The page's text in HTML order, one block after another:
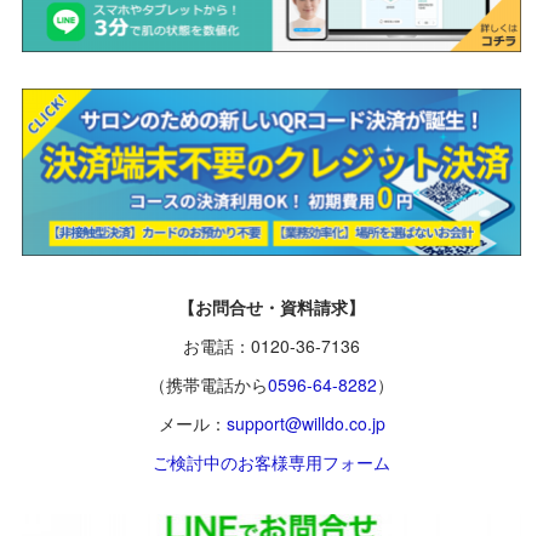
【お問合せ・資料請求】
お電話：0120-36-7136
（携帯電話から0596-64-8282）
メール： support@willdo.co.jp
ご検討中のお客様専用フォーム